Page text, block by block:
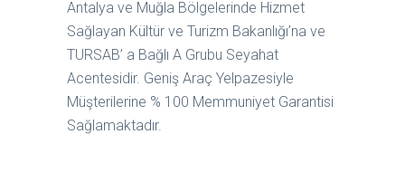
Antalya ve Muğla Bölgelerinde Hizmet
Sağlayan Kültür ve Turizm Bakanlığı’na ve
TURSAB’ a Bağlı A Grubu Seyahat
Acentesidir. Geniş Araç Yelpazesiyle
Müşterilerine % 100 Memmuniyet Garantisi
Sağlamaktadır.